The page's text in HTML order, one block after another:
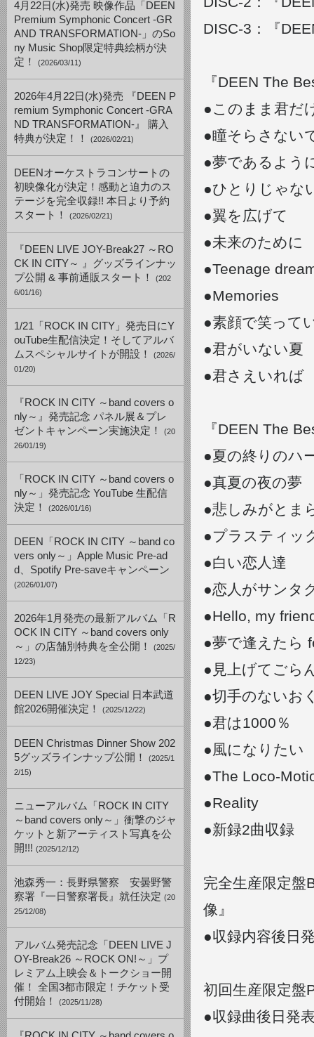
4月22日(水)発売 映像作品「DEEN
Premium Symphonic Concert -GR
AND TRANSFORMATION-」のSo
ny Music Shop限定特典絵柄が決
定！
(2026/03/11)
2026年4月22日(水)発売 『DEEN P
remium Symphonic Concert -GRA
ND TRANSFORMATION-』 購入
特典が決定！！
(2026/02/21)
DEENオーケストラコンサートの
初映像化が決定！感動と迫力のス
テージを完全収録!! 本日より予約
スタート！
(2026/02/21)
『DEEN LIVE JOY-Break27 ～RO
CK IN CITY～ 』グッズラインナッ
プ公開 & 事前通販スタート！
(202
6/01/16)
1/21「ROCK IN CITY」発売日にY
ouTube生配信決定！そしてアルバ
ムスペシャルサイトが開設！
(2026/
01/20)
『ROCK IN CITY ～band covers o
nly～』発売記念 パネル展＆プレ
ゼントキャンペーン実施決定！
(20
26/01/19)
「ROCK IN CITY ～band covers o
nly～」発売記念 YouTube 生配信
決定！
(2026/01/16)
DEEN「ROCK IN CITY ～band co
vers only～」Apple Music Pre-ad
d、Spotify Pre-saveキャンペーン
(2026/01/07)
2026年1月発売の最新アルバム「R
OCK IN CITY ～band covers only
～」の店舗別特典を全公開！
(2025/
12/23)
DEEN LIVE JOY Special 日本武道
館2026開催決定！
(2025/12/22)
DEEN Christmas Dinner Show 202
5グッズラインナップ公開！
(2025/1
2/15)
ニューアルバム「ROCK IN CITY
～band covers only～」衝撃のジャ
ケットと新アーティスト写真を公
開!!! (2025/12/12)
池森秀一：長野県警察 安曇野警
察署『一日警察署長』就任決定 (20
25/12/08)
アルバム発売記念「DEEN LIVE J
OY-Break26 ～ROCK ON!～」プ
レミアム上映会＆トークショー開
催！ 全国3都市限定！チケット受
付開始！
(2025/11/28)
DISC-3：『
『DEEN The
●このまま君だ
●瞳そらさない
●夢であるよう
●ひとりじゃな
●翼を広げて
●未来のために
●Teenage
●Memories
●素顔で笑って
●君がいない夏
●君さえいれば
『DEEN The
●夏の終りのハ
●真夏の夜の夢
●悲しみがとま
●プラスティッ
●白い恋人達
●恋人がサンタ
●Hello, my
●夢で逢えたら
●見上げてごら
●切手のないお
●君は1000％
●風になりたい
●The Loco-
●Reality
●新録2曲収録
完全生産限定盤
像』
●収録内容後日
初回生産限定盤
●収録曲後日発